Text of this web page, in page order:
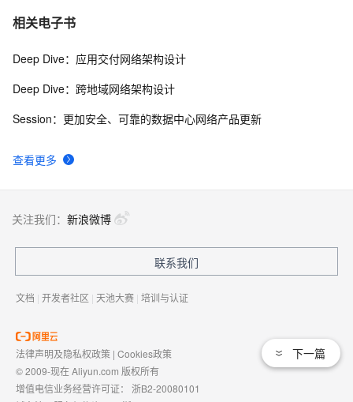
相关电子书
查看更多
Deep Dive：应用交付网络架构设计
Deep Dive：跨地域网络架构设计
Session：更加安全、可靠的数据中心网络产品更新
下一篇
关注我们： 新浪微博
联系我们
文档 | 开发者社区 | 天池大赛 | 培训与认证
法律声明及隐私权政策 | Cookies政策
© 2009-现在 Aliyun.com 版权所有
增值电信业务经营许可证： 浙B2-20080101